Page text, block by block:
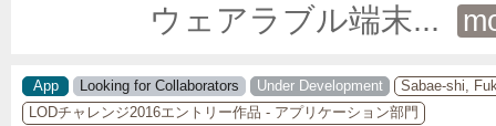
ウェアラブル端末...
App Looking for Collaborators Under Development
Sabae-shi,
LODチャレンジ2016エントリー作品 - アプリケーション部門